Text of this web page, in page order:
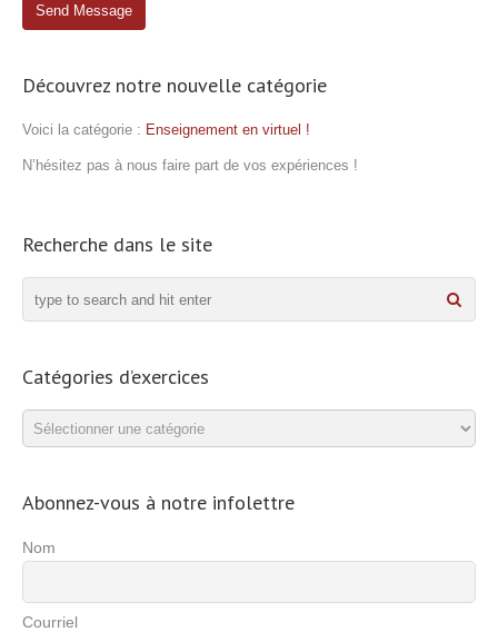
Découvrez notre nouvelle catégorie
Voici la catégorie : Enseignement en virtuel !
N’hésitez pas à nous faire part de vos expériences !
Recherche dans le site
Catégories d’exercices
Catégories
d’exercices
Abonnez-vous à notre infolettre
Nom
Courriel